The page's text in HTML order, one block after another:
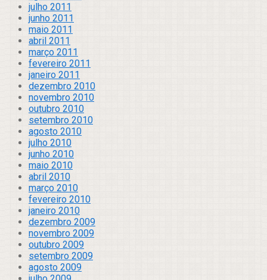
julho 2011
junho 2011
maio 2011
abril 2011
março 2011
fevereiro 2011
janeiro 2011
dezembro 2010
novembro 2010
outubro 2010
setembro 2010
agosto 2010
julho 2010
junho 2010
maio 2010
abril 2010
março 2010
fevereiro 2010
janeiro 2010
dezembro 2009
novembro 2009
outubro 2009
setembro 2009
agosto 2009